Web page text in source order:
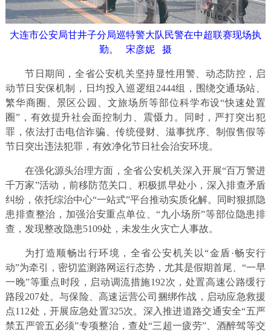
大连市公安局甘井子分局巡特警大队民警在中超联赛现场执
勤。 宋彦妮 摄
节日期间，全省公安机关坚持显性用警、动态防控，启
动节日安保机制，日均投入巡逻组2444组，围绕交通场站、
繁华商圈、景区公园、文旅场所等部位科学布设“快速处置
圈”，有效提升社会面控制力、震慑力。同时，严打突出犯
罪，依法打击电信诈骗、传统侵财、滋事扰序、制假售假等
节日突出违法犯罪，有效净化节日社会治安环境。
在强化源头治理方面，全省公安机关深入开展“百万警进
千万家”活动，前移防范关口、积极抓早处小，深入排查矛盾
纠纷，依托综治中心“一站式”平台推动实质化解。同时狠抓隐
患排查整治，加强治安重点单位、“九小场所”等部位隐患排
查，发现整改隐患5109处，未发生火灾亡人事故。
为打造顺畅出行环境，全省公安机关以“金盾·畅安行
动”为牵引，密切监测路网运行态势，尤其是假期首尾、“一早
一晚”等重点时段，启动调流措施192次，处置高速公路缓行
路段207处。与保险、高速运营公司捆绑作战，启动应急救援
点112处，开展应急处置325次。深入推进道路交通安全“五严
禁五严管五必须”专项整治，查处“三超一疲劳”、酒醉驾等交